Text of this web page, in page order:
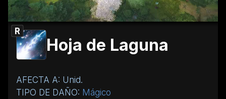
R
Hoja de Laguna
AFECTA A: Unid.
TIPO DE DAÑO: Mágico